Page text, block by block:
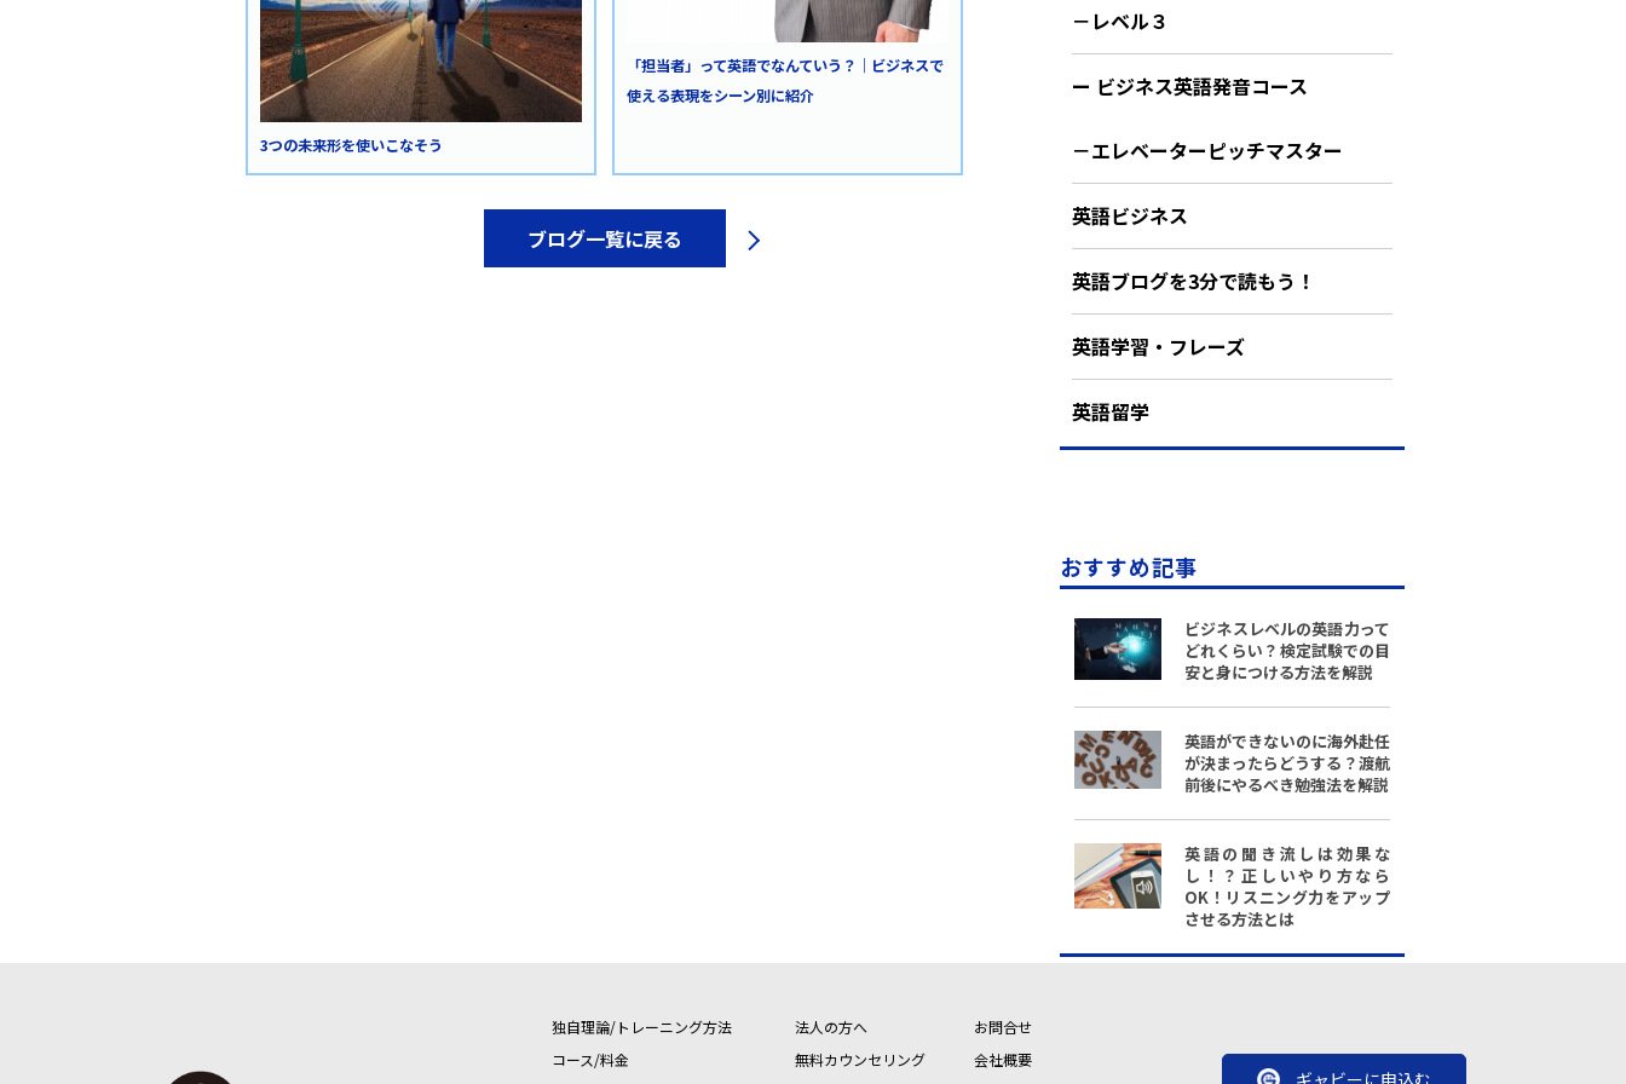
3つの未来形を使いこなそう
「担当者」って英語でなんていう？｜ビジネスで
使える表現をシーン別に紹介
ブログ一覧に戻る
－レベル３
ー ビジネス英語発音コース
－エレベーターピッチマスター
英語ビジネス
英語ブログを3分で読もう！
英語学習・フレーズ
英語留学
おすすめ記事
ビジネスレベルの英語力って
どれくらい？検定試験での目
安と身につける方法を解説
英語ができないのに海外赴任
が決まったらどうする？渡航
前後にやるべき勉強法を解説
英語の聞き流しは効果な
し！？正しいやり方なら
OK！リスニング力をアップ
させる方法とは
独自理論/トレーニング方法
コース/料金
法人の方へ
無料カウンセリング
お問合せ
会社概要